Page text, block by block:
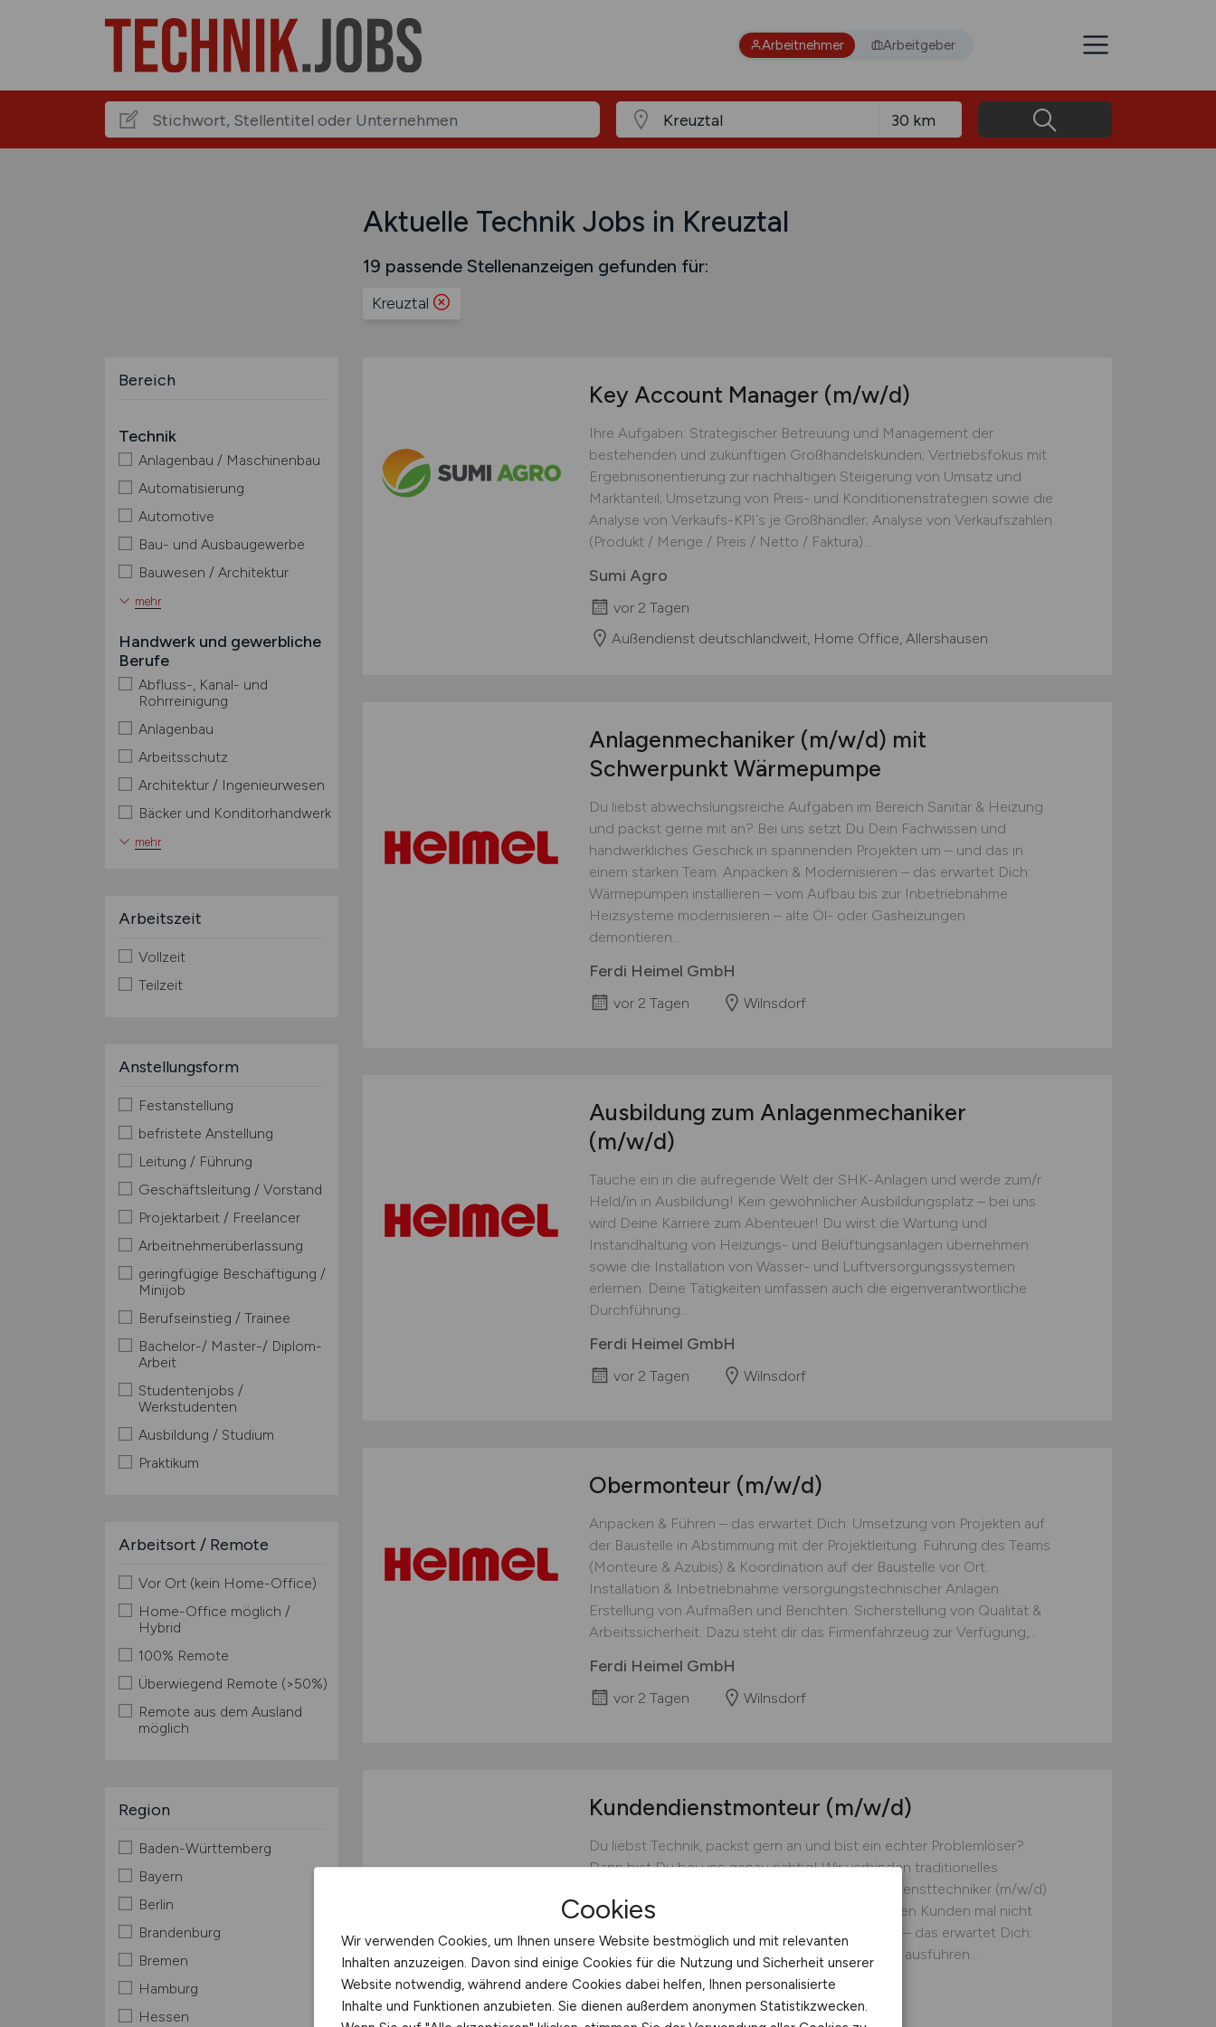
Arbeitnehmer Arbeitgeber
Aktuelle Technik Jobs in Kreuztal
19 passende Stellenanzeigen gefunden für:
Kreuztal
Bereich
Technik
Anlagenbau / Maschinenbau
Automatisierung
Automotive
Bau- und Ausbaugewerbe
Bauwesen / Architektur
mehr
Handwerk und gewerbliche
Berufe
Abfluss-, Kanal- und
Rohrreinigung
Anlagenbau
Arbeitsschutz
Architektur / Ingenieurwesen
Bäcker und Konditorhandwerk
mehr
Arbeitszeit
Vollzeit
Teilzeit
Anstellungsform
Festanstellung
befristete Anstellung
Leitung / Führung
Geschäftsleitung / Vorstand
Projektarbeit / Freelancer
Arbeitnehmerüberlassung
geringfügige Beschäftigung /
Minijob
Berufseinstieg / Trainee
Bachelor-/ Master-/ Diplom-
Arbeit
Studentenjobs /
Werkstudenten
Ausbildung / Studium
Praktikum
Arbeitsort / Remote
Vor Ort (kein Home-Office)
Home-Office möglich /
Hybrid
100% Remote
Überwiegend Remote (>50%)
Remote aus dem Ausland
möglich
Region
Baden-Württemberg
Bayern
Berlin
Brandenburg
Bremen
Hamburg
Hessen
Key Account Manager (m/w/d)
Ihre Aufgaben: Strategischer Betreuung und Management der
bestehenden und zukünftigen Großhandelskunden; Vertriebsfokus mit
Ergebnisorientierung zur nachhaltigen Steigerung von Umsatz und
Marktanteil; Umsetzung von Preis- und Konditionenstrategien sowie die
Analyse von Verkaufs-KPI´s je Großhändler; Analyse von Verkaufszahlen
(Produkt / Menge / Preis / Netto / Faktura)...
Sumi Agro
vor 2 Tagen
Außendienst deutschlandweit, Home Office, Allershausen
Anlagenmechaniker (m/w/d) mit
Schwerpunkt Wärmepumpe
Du liebst abwechslungsreiche Aufgaben im Bereich Sanitär & Heizung
und packst gerne mit an? Bei uns setzt Du Dein Fachwissen und
handwerkliches Geschick in spannenden Projekten um – und das in
einem starken Team. Anpacken & Modernisieren – das erwartet Dich:
Wärmepumpen installieren – vom Aufbau bis zur Inbetriebnahme
Heizsysteme modernisieren – alte Öl- oder Gasheizungen
demontieren...
Ferdi Heimel GmbH
vor 2 Tagen Wilnsdorf
Ausbildung zum Anlagenmechaniker
(m/w/d)
Tauche ein in die aufregende Welt der SHK-Anlagen und werde zum/r
Held/in in Ausbildung! Kein gewöhnlicher Ausbildungsplatz – bei uns
wird Deine Karriere zum Abenteuer! Du wirst die Wartung und
Instandhaltung von Heizungs- und Belüftungsanlagen übernehmen
sowie die Installation von Wasser- und Luftversorgungssystemen
erlernen. Deine Tätigkeiten umfassen auch die eigenverantwortliche
Durchführung...
Ferdi Heimel GmbH
vor 2 Tagen Wilnsdorf
Obermonteur (m/w/d)
Anpacken & Führen – das erwartet Dich: Umsetzung von Projekten auf
der Baustelle in Abstimmung mit der Projektleitung. Führung des Teams
(Monteure & Azubis) & Koordination auf der Baustelle vor Ort.
Installation & Inbetriebnahme versorgungstechnischer Anlagen.
Erstellung von Aufmaßen und Berichten. Sicherstellung von Qualität &
Arbeitssicherheit. Dazu steht dir das Firmenfahrzeug zur Verfügung,...
Ferdi Heimel GmbH
vor 2 Tagen Wilnsdorf
Kundendienstmonteur (m/w/d)
Du liebst Technik, packst gern an und bist ein echter Problemlöser?
Dann bist Du bei uns genau richtig! Wir verbinden traditionelles
Handwerk mit modernster Technik. Als Kundendiensttechniker (m/w/d)
bist Du die erste Anlaufstelle, wenn es bei unseren Kunden mal nicht
rund läuft. Probleme lösen & Kunden begeistern – das erwartet Dich:
Wartungs- und Reparaturaufträge selbstständig ausführen...
Ferdi Heimel GmbH
vor 2 Tagen Wilnsdorf
Cookies
Wir verwenden Cookies, um Ihnen unsere Website bestmöglich und mit relevanten
Inhalten anzuzeigen. Davon sind einige Cookies für die Nutzung und Sicherheit unserer
Website notwendig, während andere Cookies dabei helfen, Ihnen personalisierte
Inhalte und Funktionen anzubieten. Sie dienen außerdem anonymen Statistikzwecken.